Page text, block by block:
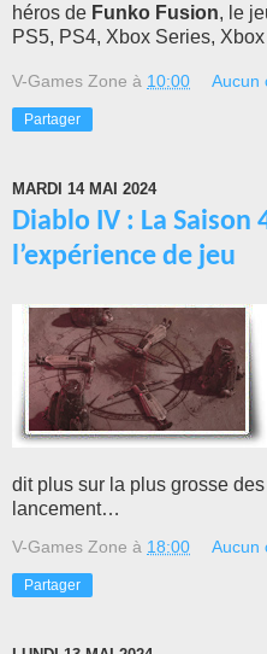
héros de Funko Fusion, le
PS5, PS4, Xbox Series,
V-Games Zone à 10:00 Aucun
Partager
MARDI 14 MAI 2024
Diablo IV : La
l’expérience de jeu
dit plus sur la plus grosse
lancement…
V-Games Zone à 18:00 Aucun
Partager